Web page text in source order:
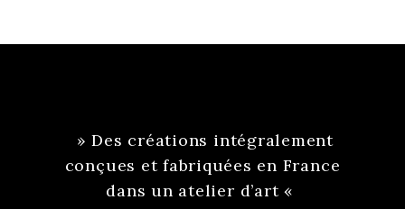
» Des créations intégralement
conçues et fabriquées en France
dans un atelier d’art «